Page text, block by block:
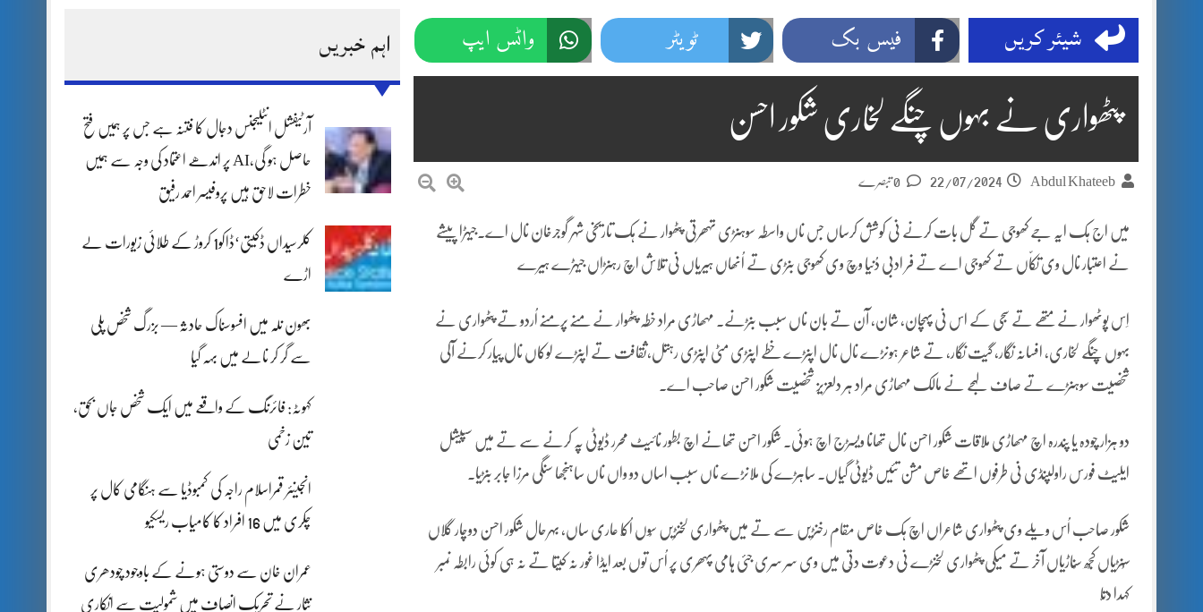
اہم خبریں
آرٹیفشل انٹلیجنس دجال کا فتنہ ہے جس پر ہمیں فتح
حاصل ہو گی،AI پر اندھے اعتماد کی وجہ سے ہمیں
خطرات لاحق ہیں پروفیسر احمد رفیق
کلرسیداں ڈکیتی‘ڈاکو1 کروڑ کے طلائی زیورات لے
اڑے
بھون نلہ میں افسوسناک حادثہ — بزرگ شخص پلی
سے گر کر نالے میں بہہ گیا
کہوٹہ: فائرنگ کے واقعے میں ایک شخص جاں بحق،
تین زخمی
انجینئر قمراسلام راجہ کی کمبوڈیا سے ہنگامی کال پر
چکری میں 16 افراد کا کامیاب ریسکیو
عمران خان سے دوستی ہونے کے باوجود چودھری
نثار نے تحریک انصاف میں شمولیت سے انکاری
شیئر کریں فیس بک ٹویٹر واٹس ایپ
پٹھواری نے بہوں چنگے لخاری شکور احسن
Abdul Khateeb
22/07/2024
میں اج ہک ایہ جے کھوجی تے گل بات کرنے نی کوشش کرساں جس ناں واسطہ سوہنڑی تہھرتی پٹھوار نے ہک تاریخی شہر گوجرخان نال اے۔جیہڑا پیشے
نے اعتبار نال وی تکاّں تے کھوجی اے تے فر ادبی دُنیا وچ وی کھوجی بنڑی تے اُنھاں ہیریاں نی تلاش اچ رہنڑاں جیہڑے ہیرے
اِس پوٹھوار نے متھے تے سجی کے اس نی پہچان، شان، آن تے بان ناں سبب بنڑنے۔ مہھاڑی مُراد خطہ پٹھوار نے منّے پرمنّے اُردو تے پٹھواری نے
بہوں چنگے لخاری، افسانہ نگار، گیت نگار، تے شاعر ہونڑے نال نال اپنڑے خطے اپنڑی مٹی اپنڑی رہتل،ثقافت تے اپنڑے لوکاں نال پیار کرنے آلی
شخصیت سوہنڑے تے صاف لہجے نے مالک مہھاڑی مُراد ہر دلعزیز شخصیت شکور احسن صاحب اے۔
دو ہزار چودہ یا پندرہ اچ مہھاڑی ملاقات شکور احسن نال تھانا ویسڑج اچ ہوئی۔ شکور احسن تھانے اچ بطور نائیٹ محرر ڈیوٹی پہ کرنے سے تے میں سپیشل
ایلیٹ فورس راولپنڈی نی طرفوں اتھے خاص مشن تئیں ڈیوٹی گیاں۔ ساہڑے کی ملانڑے ناں سبب اساں دو واں ناں ساہنجھا سنگی مرزا جابر بنڑیا۔
شکور صاحب اُس ویلے وی پٹھواری شاعراں اچ ہک خاص مقام رخنڑیں سے تے میں پٹھواری لخنڑیں سُوں اُکّا عاری ساں، بہرحال شکور احسن دوچار گلاں
سُنڑیاں کُجھ سُناڑیاں آخر تے میکی پٹھواری لخنڑے نی دعوت دتّی میں وی سر سری جئی ہامی پہھری پر اُس توں بعد ایڈا غور نہ کیتا تے نہ ہی کوئی رابطہ نمبر
کہدا دتّا